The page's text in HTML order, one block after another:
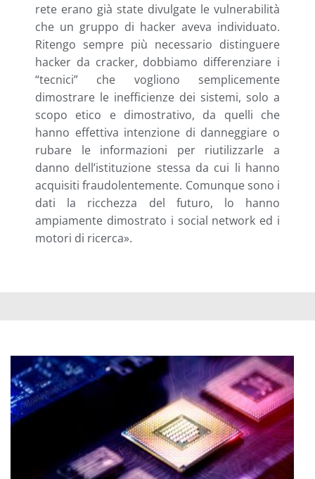
rete erano già state divulgate le vulnerabilità
che un gruppo di hacker aveva individuato.
Ritengo sempre più necessario distinguere
hacker da cracker, dobbiamo differenziare i
“tecnici” che vogliono semplicemente
dimostrare le inefficienze dei sistemi, solo a
scopo etico e dimostrativo, da quelli che
hanno effettiva intenzione di danneggiare o
rubare le informazioni per riutilizzarle a
danno dell’istituzione stessa da cui li hanno
acquisiti fraudolentemente. Comunque sono i
dati la ricchezza del futuro, lo hanno
ampiamente dimostrato i social network ed i
motori di ricerca».